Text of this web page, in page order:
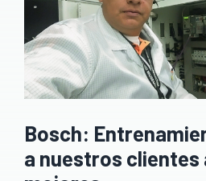
Bosch:
a nuestros clientes